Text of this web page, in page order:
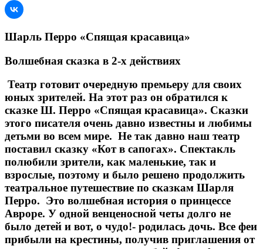
Шарль Перро «Спящая красавица»
Волшебная сказка в 2-х действиях
Театр готовит очередную премьеру для своих
юных зрителей. На этот раз он обратился к
сказке Ш. Перро «Спящая красавица». Сказки
этого писателя очень давно известны и любимы
детьми во всем мире. Не так давно наш театр
поставил сказку «Кот в сапогах». Спектакль
полюбили зрители, как маленькие, так и
взрослые, поэтому и было решено продолжить
театральное путешествие по сказкам Шарля
Перро. Это волшебная история о принцессе
Авроре. У одной венценосной четы долго не
было детей и вот, о чудо!- родилась дочь. Все феи
прибыли на крестины, получив приглашения от